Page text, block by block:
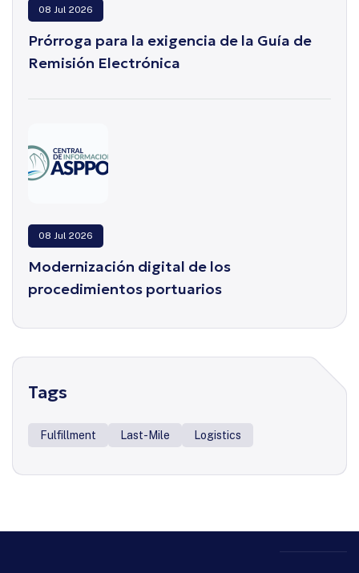
08 Jul 2026
Prórroga para la exigencia de la Guía de
Remisión Electrónica
08 Jul 2026
Modernización digital de los
procedimientos portuarios
Tags
Fulfillment Last-Mile Logistics